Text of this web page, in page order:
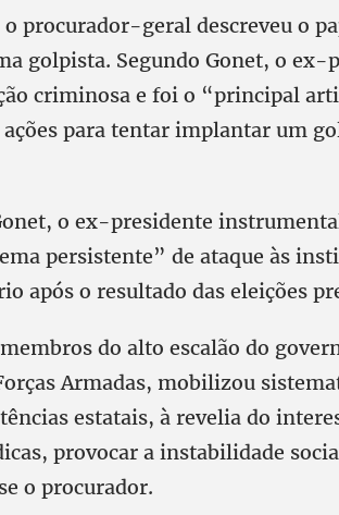
procurador-geral descreveu o
golpista. Segundo Gonet, o ex-
criminosa e foi o “principal
para tentar implantar um
o ex-presidente
persistente” de ataque às
após o resultado das eleições
do alto escalão do
Armadas, mobilizou
estatais, à revelia do
provocar a instabilidade
o procurador.